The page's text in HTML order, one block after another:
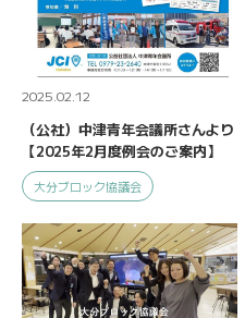
2025.02.12
（公社）中津青年会議所さんより
【2025年2月度例会のご案内】
大分ブロック協議会